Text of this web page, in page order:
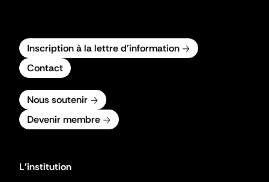
Inscription à la lettre d'information
Contact
Nous soutenir
Devenir membre
L'institution